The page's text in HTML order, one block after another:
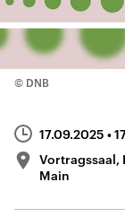
© DNB
17.09.2025 •
Vortragssaal,
Main